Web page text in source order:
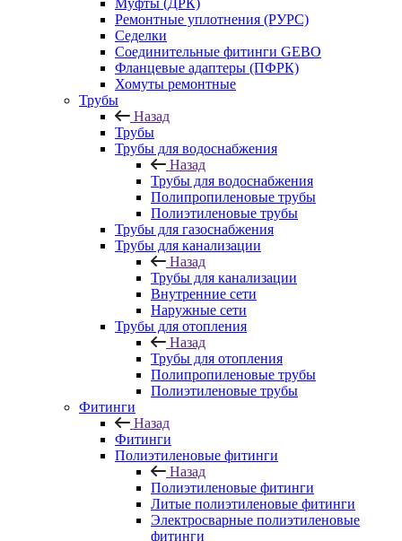
Муфты (ДРК)
Ремонтные уплотнения (РУРС)
Седелки
Соединительные фитинги GEBO
Фланцевые адаптеры (ПФРК)
Хомуты ремонтные
Трубы
Назад
Трубы
Трубы для водоснабжения
Назад
Трубы для водоснабжения
Полипропиленовые трубы
Полиэтиленовые трубы
Трубы для газоснабжения
Трубы для канализации
Назад
Трубы для канализации
Внутренние сети
Наружные сети
Трубы для отопления
Назад
Трубы для отопления
Полипропиленовые трубы
Полиэтиленовые трубы
Фитинги
Назад
Фитинги
Полиэтиленовые фитинги
Назад
Полиэтиленовые фитинги
Литые полиэтиленовые фитинги
Электросварные полиэтиленовые
фитинги